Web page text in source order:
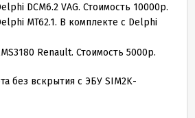
DCM6.2 VAG. Стоимость 10000р.
MT62.1. В комплекте с Delphi
Renault. Стоимость 5000р.
без вскрытия с ЭБУ SIM2K-